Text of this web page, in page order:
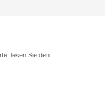
lesen Sie den